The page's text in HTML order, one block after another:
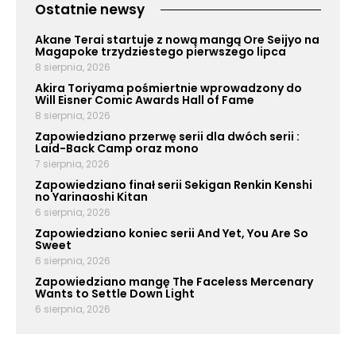
Ostatnie newsy
Akane Terai startuje z nową mangą Ore Seijyo na
Magapoke trzydziestego pierwszego lipca
8 sierpnia, 2026
Akira Toriyama pośmiertnie wprowadzony do
Will Eisner Comic Awards Hall of Fame
8 sierpnia, 2026
Zapowiedziano przerwę serii dla dwóch serii :
Laid-Back Camp oraz mono
7 sierpnia, 2026
Zapowiedziano finał serii Sekigan Renkin Kenshi
no Yarinaoshi Kitan
6 sierpnia, 2026
Zapowiedziano koniec serii And Yet, You Are So
Sweet
6 sierpnia, 2026
Zapowiedziano mangę The Faceless Mercenary
Wants to Settle Down Light
6 sierpnia, 2026